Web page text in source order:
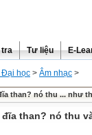
tra Tư liệu E-
học > Âm nhạc >
than? nó thu ... như
đĩa than? nó thu